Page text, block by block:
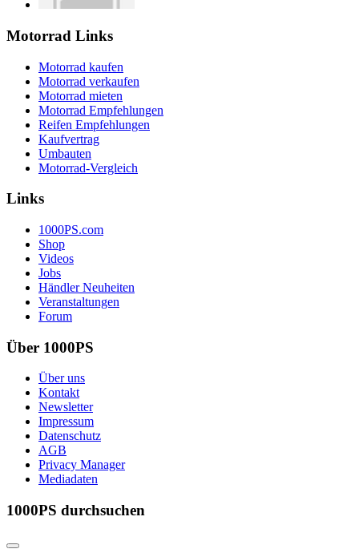
Motorrad Links
Motorrad kaufen
Motorrad verkaufen
Motorrad mieten
Motorrad Empfehlungen
Reifen Empfehlungen
Kaufvertrag
Umbauten
Motorrad-Vergleich
Links
1000PS.com
Shop
Videos
Jobs
Händler Neuheiten
Veranstaltungen
Forum
Über 1000PS
Über uns
Kontakt
Newsletter
Impressum
Datenschutz
AGB
Privacy Manager
Mediadaten
1000PS durchsuchen